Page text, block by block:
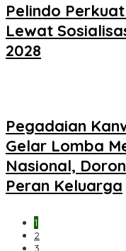
Pelindo
Lewat
2028
Pegadaian
Gelar Lomba
Nasional,
Peran Keluarga
1
2
3